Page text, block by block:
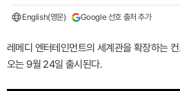
English(영문) Google 선호 출처 추가
레메디 엔터테인먼트의 세계관을 확장하는
오는 9월 24일 출시된다.